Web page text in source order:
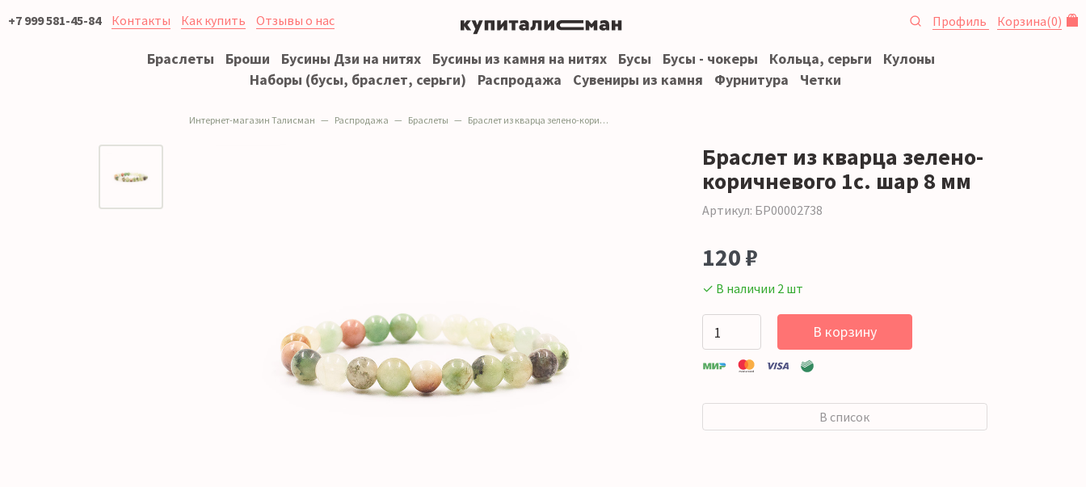
+7 999 581-45-84 Контакты Как купить Отзывы о нас Профиль Корзина(0)
Браслеты Броши Бусины Дзи на нитях Бусины из камня на нитях Бусы Бусы - чокеры Кольца, серьги
Кулоны
Наборы (бусы, браслет, серьги)
Распродажа Сувениры из камня Фурнитура Четки
Интернет-магазин Талисман Распродажа Браслеты Браслет из кварца зелено-коричневого 1с. шар 8 мм
Браслет из кварца зелено-
коричневого 1с. шар 8 мм
Артикул: БР00002738
120 ₽
✓ В наличии 2 шт
В корзину
В список